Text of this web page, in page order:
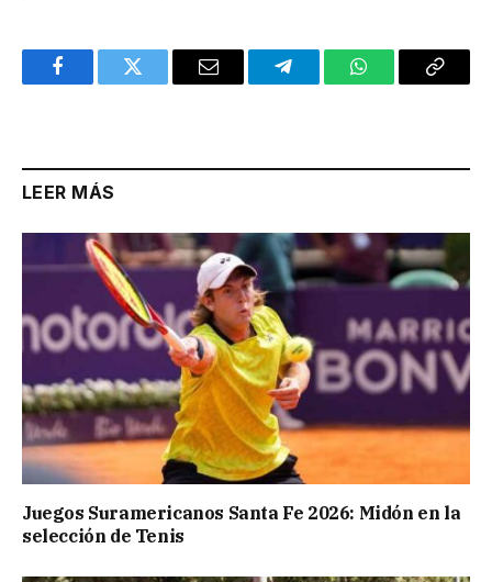
FacebookTwitter Email TelegramWhatsAppCopy
LEER MÁS
Juegos Suramericanos Santa Fe 2026: Midón en la
selección de Tenis